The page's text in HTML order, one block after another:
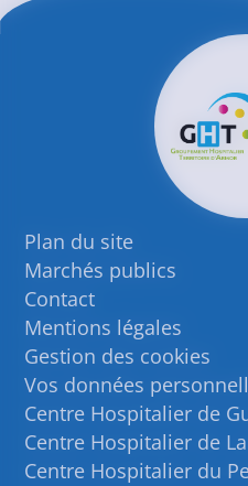
Plan du site
Marchés publics
Contact
Mentions légales
Gestion des cookies
Vos données
Centre Hospitalier de
Centre Hospitalier de
Centre Hospitalier du